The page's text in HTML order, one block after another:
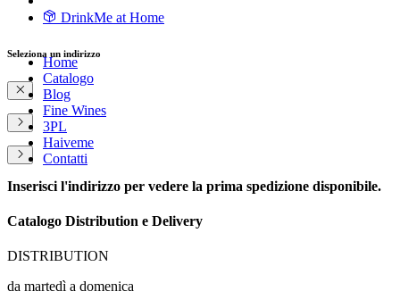
DrinkMe at Home
Home
Catalogo
Blog
Fine Wines
3PL
Haiveme
Contatti
Seleziona un indirizzo
Inserisci l'indirizzo per vedere la prima spedizione disponibile.
Catalogo Distribution e Delivery
DISTRIBUTION
da martedì a domenica